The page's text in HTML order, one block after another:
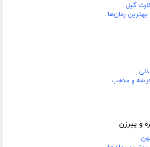
گیل
بهترین رمان‌ها
و مذهب
و پیرزن